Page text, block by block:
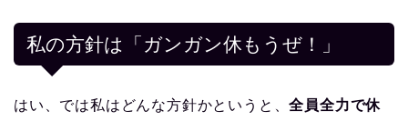
私の方針は「ガンガン休もうぜ！」
はい、では私はどんな方針かというと、全員全力で休